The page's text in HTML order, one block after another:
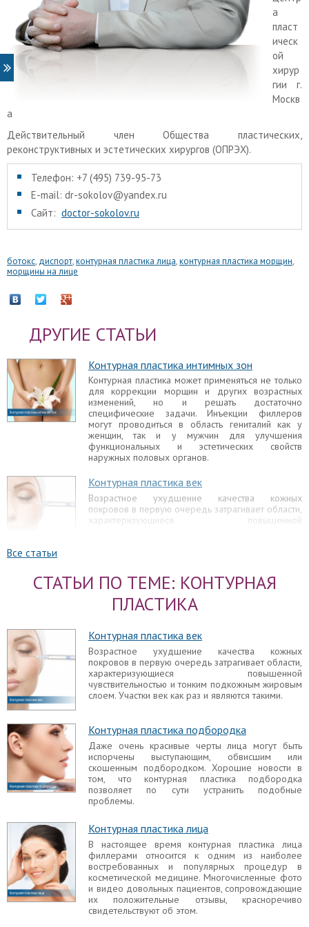
а
пласт
ическ
ой
хирур
гии г.
Москв
а
Действительный член Общества пластических,
реконструктивных и эстетических хирургов (ОПРЭХ).
Телефон: +7 (495) 739-95-73
E-mail: dr-sokolov@yandex.ru
Сайт: doctor-sokolov.ru
ботокс, диспорт,контурная пластика лица,контурная пластика морщин,
морщины на лице
ДРУГИЕ СТАТЬИ
Контурная пластика интимных зон
Контурная пластика может применяться не только
для коррекции морщин и других возрастных
изменений, но и решать достаточно
специфические задачи. Инъекции филлеров
могут проводиться в область гениталий как у
женщин, так и у мужчин для улучшения
функциональных и эстетических свойств
наружных половых органов.
Контурная пластика век
Возрастное ухудшение качества кожных
покровов в первую очередь затрагивает области,
характеризующиеся повышенной
Контурная пластика скул
Особую привлекательность внешнему виду
придают хорошо очерченные, высокие скулы.
При таких скулах лицевой отдел выглядит
изящные очертания наблюдаются достаточно
редко, да и процессы старения неизбежно
сказываются на внешнем виде.
Контурная пластика челюсти
Контурная пластика челюстно-лицевой области
челюсти, складки горечи и подбородка.
Контурная пластика глаз
Деформация век, мешки под глазами, морщинки
и выраженная слезная борозда — вот примеры
закономерных возрастных изменений кожных
кожи вокруг глаз решает эти проблемы,
позволяет добиться отличного эффекта.
Контурная пластика носослезной борозды
В противостоянии нежелательным возрастным
изменениям кожных покровов лицевого отдела
контурная пластика носослезной борозды
филлерами является одним из наиболее важных
Все статьи
СТАТЬИ ПО ТЕМЕ: КОНТУРНАЯ
ПЛАСТИКА
Контурная пластика век
Возрастное ухудшение качества кожных
покровов в первую очередь затрагивает области,
характеризующиеся повышенной
чувствительностью и тонким подкожным жировым
слоем. Участки век как раз и являются такими.
Контурная пластика подбородка
Даже очень красивые черты лица могут быть
испорчены выступающим, обвисшим или
скошенным подбородком. Хорошие новости в
том, что контурная пластика подбородка
позволяет по сути устранить подобные
проблемы.
Контурная пластика лица
В настоящее время контурная пластика лица
филлерами относится к одним из наиболее
востребованных и популярных процедур в
косметической медицине. Многочисленные фото
и видео довольных пациентов, сопровождающие
их положительные отзывы, красноречиво
свидетельствуют об этом.